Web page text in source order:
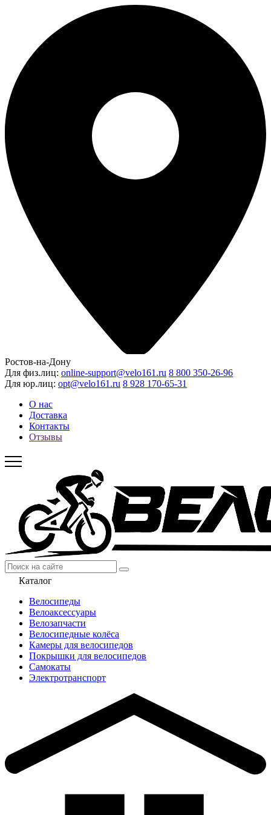
Ростов-на-Дону
Для физ.лиц: online-support@velo161.ru 8 800 350-26-96
Для юр.лиц: opt@velo161.ru 8 928 170-65-31
О нас
Доставка
Контакты
Отзывы
Каталог
Велосипеды
Велоаксессуары
Велозапчасти
Велосипедные колёса
Камеры для велосипедов
Покрышки для велосипедов
Самокаты
Электротранспорт